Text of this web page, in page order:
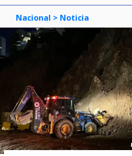
Nacional > Noticia